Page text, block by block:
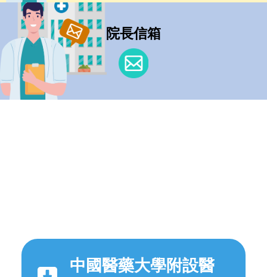
院長信箱
中國醫藥大學附設醫